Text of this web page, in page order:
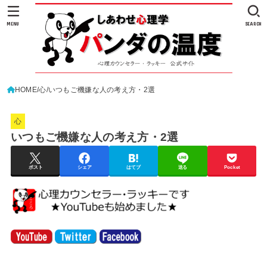
SEARCH
MENU
HOME 心 いつもご機嫌な人の考え方・2選
心
いつもご機嫌な人の考え方・2選
ポスト シェア はてブ 送る Pocket